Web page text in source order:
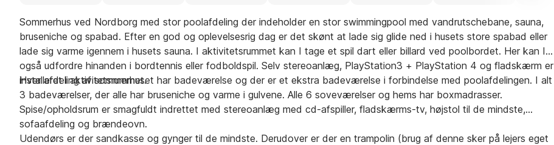
Sommerhus ved Nordborg med stor poolafdeling der indeholder en stor swimmingpool med vandrutschebane, sauna,
bruseniche og spabad. Efter en god og oplevelsesrig dag er det skønt at lade sig glide ned i husets store spabad eller
lade sig varme igennem i husets sauna. I aktivitetsrummet kan I tage et spil dart eller billard ved poolbordet. Her kan I
også udfordre hinanden i bordtennis eller fodboldspil. Selv stereoanlæg, PlayStation3 + PlayStation 4 og fladskærm er
installeret i aktivitetsrummet.
Hver afdeling af sommerhuset har badeværelse og der er et ekstra badeværelse i forbindelse med poolafdelingen. I alt
3 badeværelser, der alle har bruseniche og varme i gulvene. Alle 6 soveværelser og hems har boxmadrasser.
Spise/opholdsrum er smagfuldt indrettet med stereoanlæg med cd-afspiller, fladskærms-tv, højstol til de mindste,
sofaafdeling og brændeovn.
Udendørs er der sandkasse og gynger til de mindste. Derudover er der en trampolin (brug af denne sker på lejers eget